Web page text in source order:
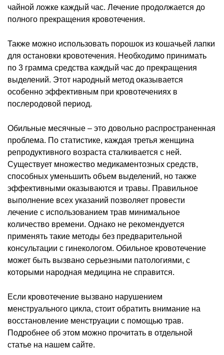
чайной ложке каждый час. Лечение продолжается до
полного прекращения кровотечения.
Также можно использовать порошок из кошачьей лапки
для остановки кровотечения. Необходимо принимать
по 3 грамма средства каждый час до прекращения
выделений. Этот народный метод оказывается
особенно эффективным при кровотечениях в
послеродовой период.
Обильные месячные – это довольно распространенная
проблема. По статистике, каждая третья женщина
репродуктивного возраста сталкивается с ней.
Существует множество медикаментозных средств,
способных уменьшить объем выделений, но также
эффективными оказываются и травы. Правильное
выполнение всех указаний позволяет провести
лечение с использованием трав минимальное
количество времени. Однако не рекомендуется
применять такие методы без предварительной
консультации с гинекологом. Обильное кровотечение
может быть вызвано серьезными патологиями, с
которыми народная медицина не справится.
Если кровотечение вызвано нарушением
менструального цикла, стоит обратить внимание на
восстановление менструации с помощью трав.
Подробнее об этом можно прочитать в отдельной
статье на нашем сайте.